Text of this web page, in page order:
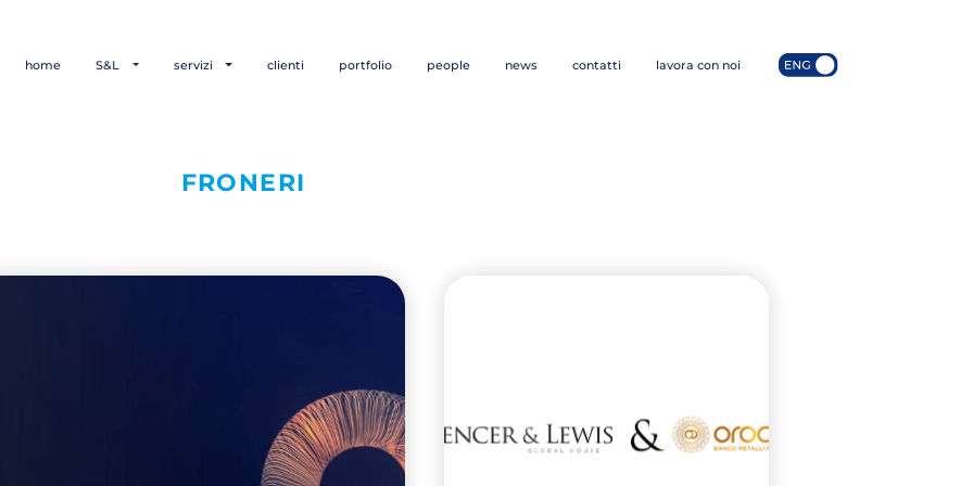
home S&L servizi clienti portfolio people news contatti lavora con noi
FRONERI